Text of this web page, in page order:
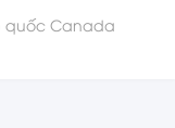
quốc Canada